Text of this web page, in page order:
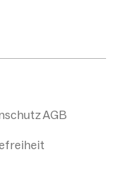
AGB